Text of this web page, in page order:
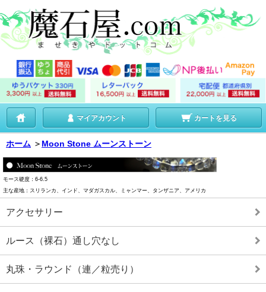
マイアカウント カートを見る
ホーム ＞ Moon Stone ムーンストーン
モース硬度：6-6.5
主な産地：スリランカ、インド、マダガスカル、ミャンマー、タンザニア、アメリカ
アクセサリー
ルース（裸石）通し穴なし
丸珠・ラウンド（連／粒売り）